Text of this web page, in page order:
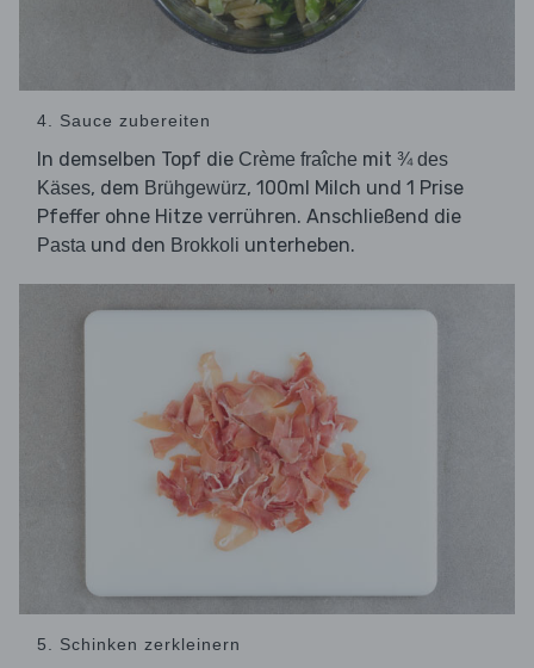
4. Sauce zubereiten
In demselben Topf die Crème fraîche mit ¾ des
Käses, dem Brühgewürz, 100ml Milch und 1 Prise
Pfeffer ohne Hitze verrühren. Anschließend die
Pasta und den Brokkoli unterheben.
5. Schinken zerkleinern